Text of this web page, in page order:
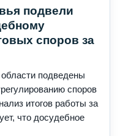
подвели
споров за
подведены
споров
итогов работы за
что досудебное